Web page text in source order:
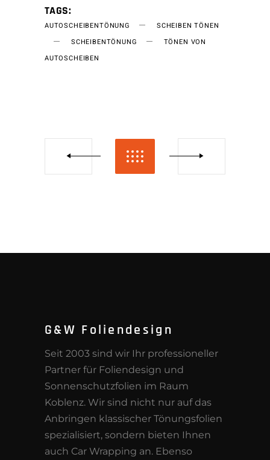
TAGS:
AUTOSCHEIBENTÖNUNG
SCHEIBEN TÖNEN
SCHEIBENTÖNUNG
TÖNEN VON
AUTOSCHEIBEN
G&W Foliendesign
Seit 2003 sind wir Ihr professioneller
Partner für Foliendesign und
Sonnenschutzfolien im Raum
Koblenz. Wir sind nicht nur auf das
Anbringen klassischer Tönungsfolien
spezialisiert, sondern bieten Ihnen
auch Car Wrapping an. Ebenso